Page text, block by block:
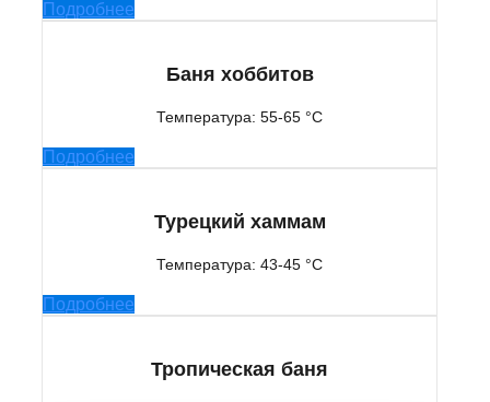
Подробнее
Баня хоббитов
Температура: 55-65 °C
Подробнее
Турецкий хаммам
Температура: 43-45 °C
Подробнее
Тропическая баня